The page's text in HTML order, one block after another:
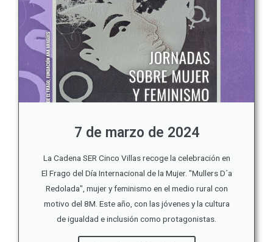
7 de marzo de 2024
La Cadena SER Cinco Villas recoge la celebración en
El Frago del Día Internacional de la Mujer. "Mullers D´a
Redolada", mujer y feminismo en el medio rural con
motivo del 8M. Este año, con las jóvenes y la cultura
de igualdad e inclusión como protagonistas.